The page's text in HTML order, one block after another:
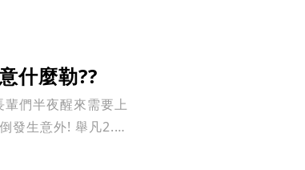
什麼勒??
們半夜醒來需要上
發生意外! 舉凡2.